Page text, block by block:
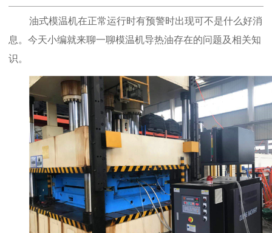
油式模温机在正常运行时有预警时出现可不是什么好消
息。今天小编就来聊一聊模温机导热油存在的问题及相关知
识。